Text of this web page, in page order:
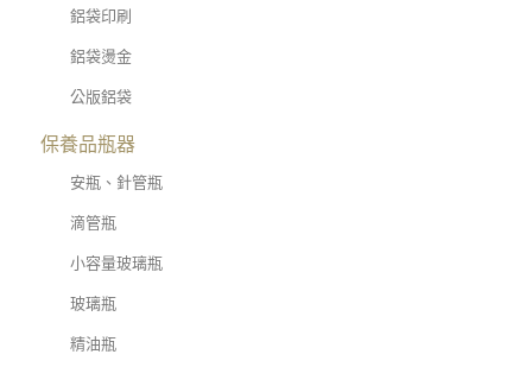
鋁袋印刷
鋁袋燙金
公版鋁袋
保養品瓶器
安瓶、針管瓶
滴管瓶
小容量玻璃瓶
玻璃瓶
精油瓶